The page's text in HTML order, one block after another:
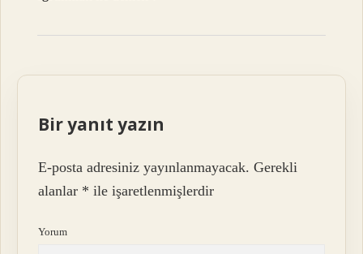
Bir yanıt yazın
E-posta adresiniz yayınlanmayacak. Gerekli
alanlar * ile işaretlenmişlerdir
Yorum